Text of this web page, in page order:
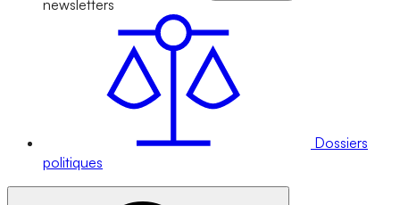
newsletters
Dossiers
politiques